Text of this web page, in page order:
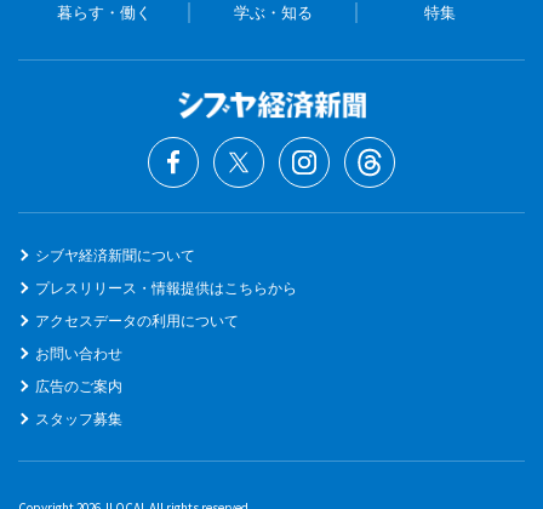
暮らす・働く 学ぶ・知る 特集
シブヤ経済新聞について
プレスリリース・情報提供はこちらから
アクセスデータの利用について
お問い合わせ
広告のご案内
スタッフ募集